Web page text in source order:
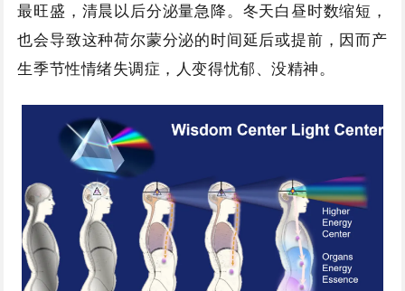
最旺盛，清晨以后分泌量急降。冬天白昼时数缩短，
也会导致这种荷尔蒙分泌的时间延后或提前，因而产
生季节性情绪失调症，人变得忧郁、没精神。